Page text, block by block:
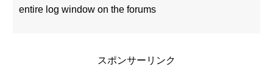
entire log window on the forums
スポンサーリンク